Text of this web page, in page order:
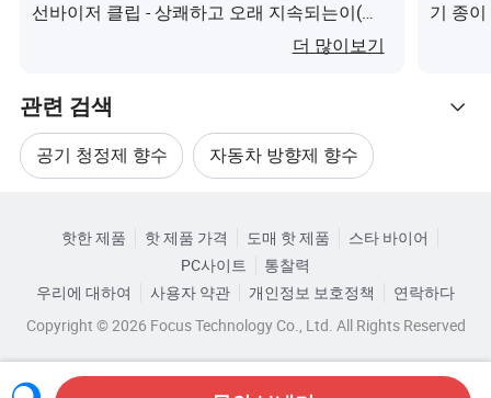
릴리 민트
모래나
무
여
Freesia 감귤류 새 자동차 로터스 딸기
블루베
바다
크리스플
린 & 릴릭
와
연꽃
녹차
선바이저 클립 - 상쾌하고 오래 지속되는이(가)
더 많이보기
기 종
관련 검색
공기 청정제 향수 자동차 방향제 향수
자동차 공기 청정기 향수 공중에 걸린 향수
카테고리로 찾아보기
핫한 제품 핫 제품 가격 도매 핫 제품
스타 바이어
PC사이트
통찰력
우리에 대하여
사용자 약관 개인정보 보호정책
연락하다
Copyright © 2026 Focus Technology Co., Ltd. All Rights Reserved